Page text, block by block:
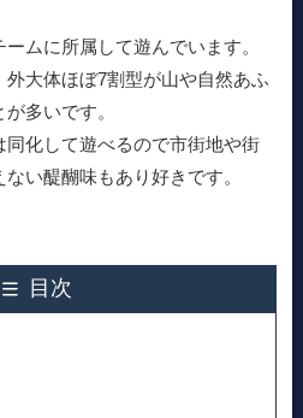
ムに所属して遊んでいます。
大体ほぼ7割型が山や自然あふ
多いです。
同化して遊べるので市街地や街
い醍醐味もあり好きです。
目次